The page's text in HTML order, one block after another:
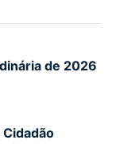
de 2026